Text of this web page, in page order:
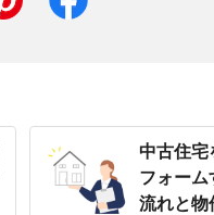
中古住宅
フォー
流れと物